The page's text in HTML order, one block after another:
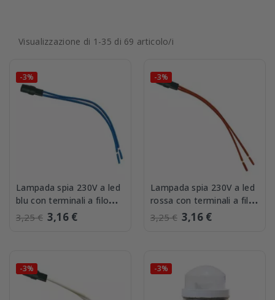
Visualizzazione di 1-35 di 69 articolo/i
-3%
Lampada spia 230V a led
blu con terminali a filo
Ave 0230LDB
3,25 € 3,16 €
-3%
Lampada spia 230V a led
rossa con terminali a filo
Ave 0230LDR
3,25 € 3,16 €
-3% -3%